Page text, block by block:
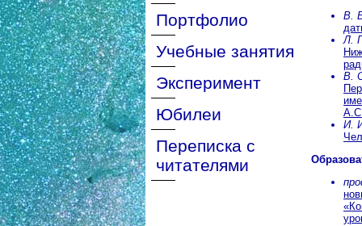
Портфолио
Учебные занятия
Эксперимент
Юбилеи
Переписка с
читателями
В.
Л.
В.
И.